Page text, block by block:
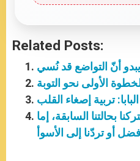
Related Posts:
يبدو أنّ التواضع قد نُسي
الأولى نحو التوبة
البابا: تربية إصغاء القلب
بحالتنا السابقة، إما
أو تردّنا إلى الأسوأ